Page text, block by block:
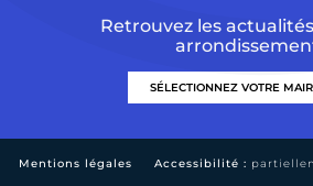
Retrouvez les
Mentions légales Accessibilité :